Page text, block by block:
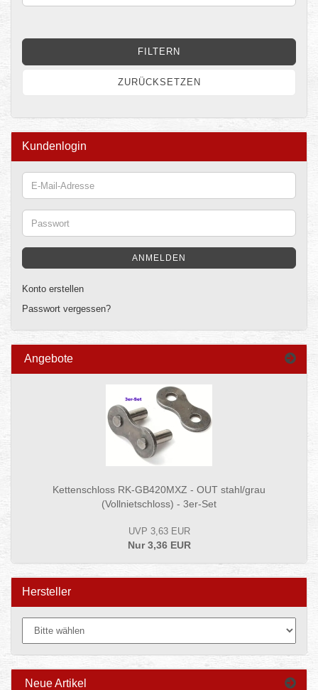
LIFEPO4
FILTERN
ZURÜCKSETZEN
Kundenlogin
E-
Mail-
Adresse
Passwort
ANMELDEN
Konto erstellen
Passwort vergessen?
Angebote
Kettenschloss RK-GB420MXZ - OUT stahl/grau
(Vollnietschloss) - 3er-Set
UVP 3,63 EUR
Nur 3,36 EUR
Hersteller
Neue Artikel